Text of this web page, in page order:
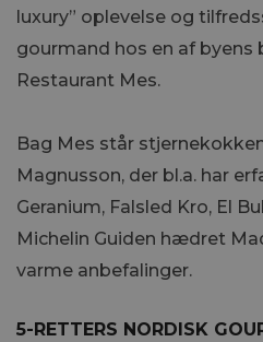
luxury” oplevelse og
gourmand hos en af byens
Restaurant Mes.
Bag Mes står
Magnusson, der bl.a. har
Geranium, Falsled Kro, El
Michelin Guiden hædret
varme anbefalinger.
5-RETTERS NORDISK